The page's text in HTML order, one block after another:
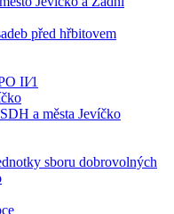
před hřbitovem
II⁄1
a města Jevíčko
sboru dobrovolných